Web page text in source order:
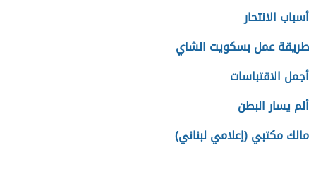
أسباب الانتحار
طريقة عمل بسكويت الشاي
أجمل الاقتباسات
ألم يسار البطن
مالك مكتبي (إعلامي لبناني)